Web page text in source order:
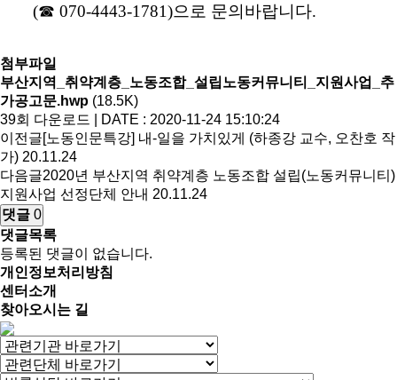
(☎070-4443-1781)으로 문의바랍니다.
첨부파일
부산지역_취약계층_노동조합_설립노동커뮤니티_지원사업_추
가공고문.hwp (18.5K)
39회 다운로드 | DATE : 2020-11-24 15:10:24
이전글[노동인문특강] 내-일을 가치있게 (하종강 교수, 오찬호 작
가) 20.11.24
다음글2020년 부산지역 취약계층 노동조합 설립(노동커뮤니티)
지원사업 선정단체 안내 20.11.24
댓글 0
댓글목록
등록된 댓글이 없습니다.
개인정보처리방침
센터소개
찾아오시는 길